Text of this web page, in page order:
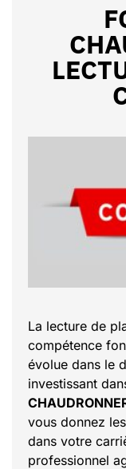
La lecture de
compétence
évolue dans le
investissant
vous donnez
dans votre
professionnel